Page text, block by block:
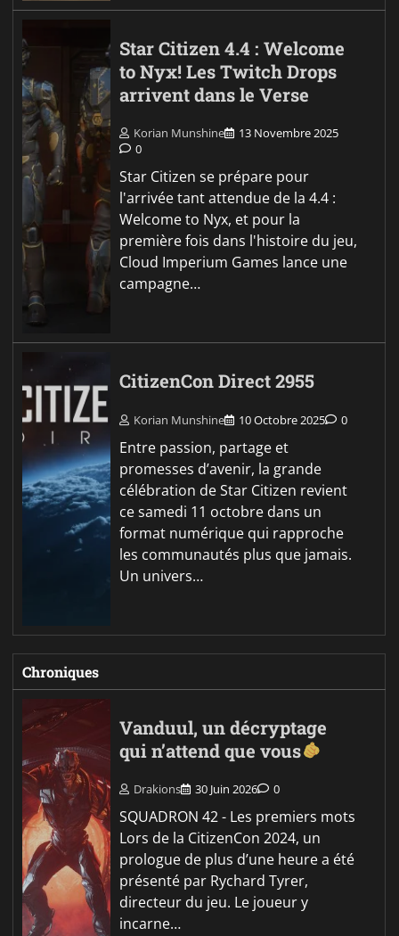
Star Citizen 4.4 : Welcome
to Nyx! Les Twitch Drops
arrivent dans le Verse
Korian Munshine
13 Novembre 2025
0
Star Citizen se prépare pour
l'arrivée tant attendue de la 4.4 :
Welcome to Nyx, et pour la
première fois dans l'histoire du jeu,
Cloud Imperium Games lance une
campagne…
CitizenCon Direct 2955
Korian Munshine 10 Octobre 2025 0
Entre passion, partage et
promesses d’avenir, la grande
célébration de Star Citizen revient
ce samedi 11 octobre dans un
format numérique qui rapproche
les communautés plus que jamais.
Un univers…
Chroniques
Vanduul, un décryptage
qui n’attend que vous
Drakions 30 Juin 2026 0
SQUADRON 42 - Les premiers mots
Lors de la CitizenCon 2024, un
prologue de plus d’une heure a été
présenté par Rychard Tyrer,
directeur du jeu. Le joueur y
incarne…